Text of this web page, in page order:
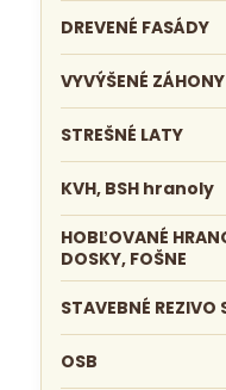
DREVENÉ FASÁDY
VYVÝŠENÉ ZÁHONY
STREŠNÉ LATY
KVH, BSH hranoly
HOBĽOVANÉ
DOSKY, FOŠNE
STAVEBNÉ REZIVO
OSB